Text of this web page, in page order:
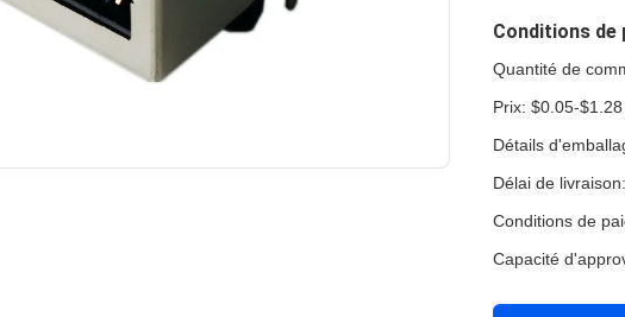
Conditions de
Quantité de
Prix: $0.05-$1.28
Détails
Délai de
Conditions de
Capacité